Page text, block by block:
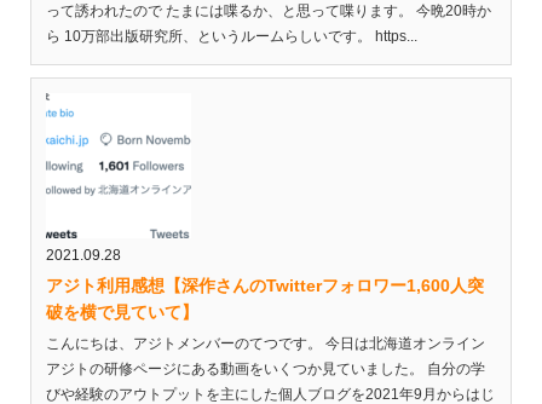
って誘われたので たまには喋るか、と思って喋ります。 今晩20時か
ら 10万部出版研究所、というルームらしいです。 https...
2021.09.28
アジト利用感想【深作さんのTwitterフォロワー1,600人突
破を横で見ていて】
こんにちは、アジトメンバーのてつです。 今日は北海道オンライン
アジトの研修ページにある動画をいくつか見ていました。 自分の学
びや経験のアウトプットを主にした個人ブログを2021年9月からはじ